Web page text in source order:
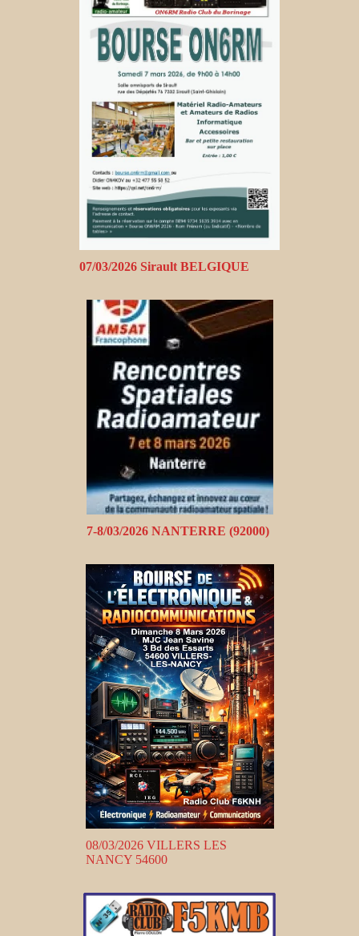
07/03/2026 Sirault BELGIQUE
7-8/03/2026 NANTERRE (92000)
08/03/2026 VILLERS LES
NANCY 54600